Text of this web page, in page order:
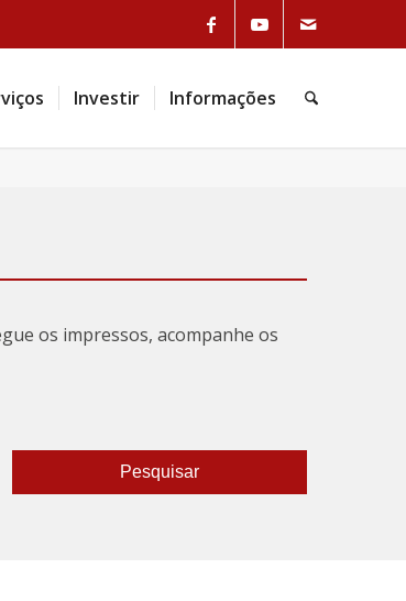
Investir Informações
os impressos, acompanhe os
Pesquisar